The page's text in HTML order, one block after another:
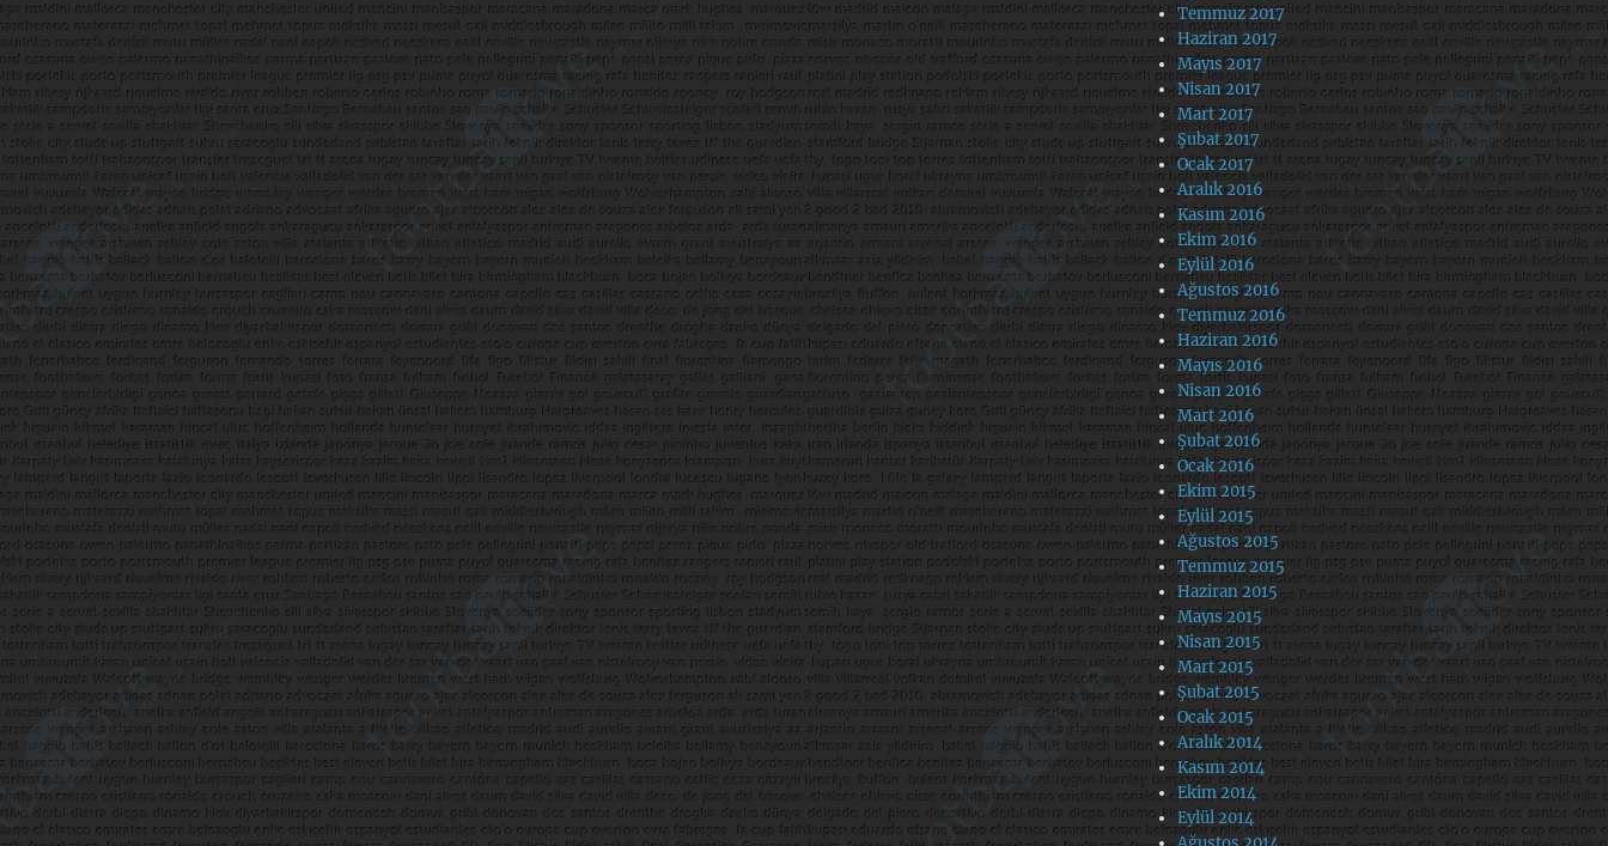
Temmuz 2017
Haziran 2017
Mayıs 2017
Nisan 2017
Mart 2017
Şubat 2017
Ocak 2017
Aralık 2016
Kasım 2016
Ekim 2016
Eylül 2016
Ağustos 2016
Temmuz 2016
Haziran 2016
Mayıs 2016
Nisan 2016
Mart 2016
Şubat 2016
Ocak 2016
Ekim 2015
Eylül 2015
Ağustos 2015
Temmuz 2015
Haziran 2015
Mayıs 2015
Nisan 2015
Mart 2015
Şubat 2015
Ocak 2015
Aralık 2014
Kasım 2014
Ekim 2014
Eylül 2014